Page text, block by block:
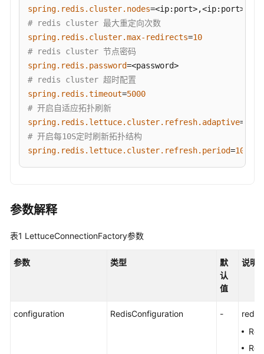
通
过
PHP
连
接
实
例
通
过
Python
spring.redis.cluster.nodes
# redis cluster 最大重定向次数
spring.redis.cluster.max-redirects=10
# redis cluster 节点密码
spring.redis.password
# redis cluster 超时配置
spring.redis.timeout=5000
# 开启自适应拓扑刷新
spring.redis.lettuce.cluster.refresh.adaptive=
# 开启每10S定时刷新拓扑结构
spring.redis.lettuce.cluster.refresh.period=10
参数解释
表1 LettuceConnectionFactory参数
参数 类型
默
认
值
说明
configuration RedisConfiguration -
redis